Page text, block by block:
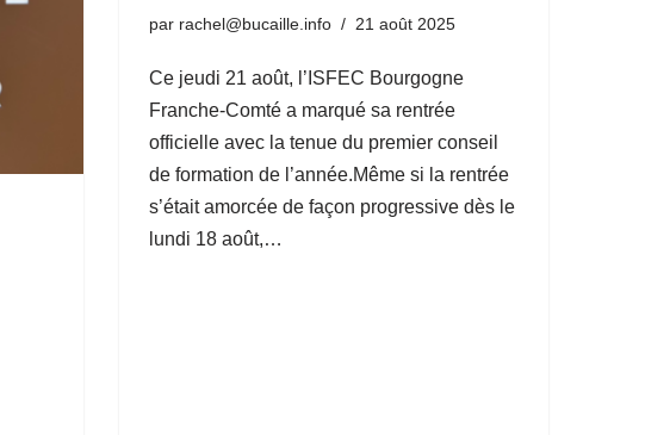
par rachel@bucaille.info 21 août 2025
Ce jeudi 21 août, l’ISFEC Bourgogne
Franche-Comté a marqué sa rentrée
officielle avec la tenue du premier conseil
de formation de l’année.Même si la rentrée
s’était amorcée de façon progressive dès le
lundi 18 août,…